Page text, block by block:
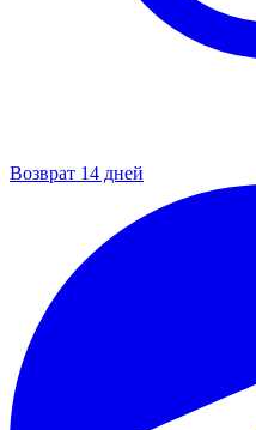
Возврат 14 дней